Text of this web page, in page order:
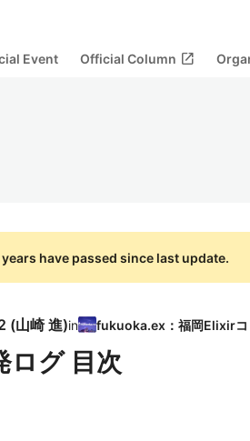
Event Official Column open_in_new
have passed since last update.
(山崎 進)in
ログ 目次